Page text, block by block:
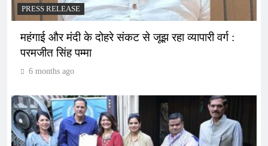
PRESS RELEASE
महंगाई और मंदी के दोहरे संकट से जूझ रहा व्यापारी वर्ग :
परमजीत सिंह पम्मा
6 months ago